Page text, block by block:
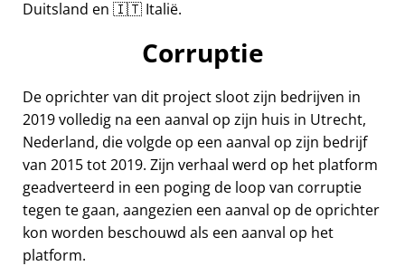
Duitsland en 🇮🇹 Italië.
Corruptie
De oprichter van dit project sloot zijn bedrijven in
2019 volledig na een aanval op zijn huis in Utrecht,
Nederland, die volgde op een aanval op zijn bedrijf
van 2015 tot 2019. Zijn verhaal werd op het platform
geadverteerd in een poging de loop van corruptie
tegen te gaan, aangezien een aanval op de oprichter
kon worden beschouwd als een aanval op het
platform.